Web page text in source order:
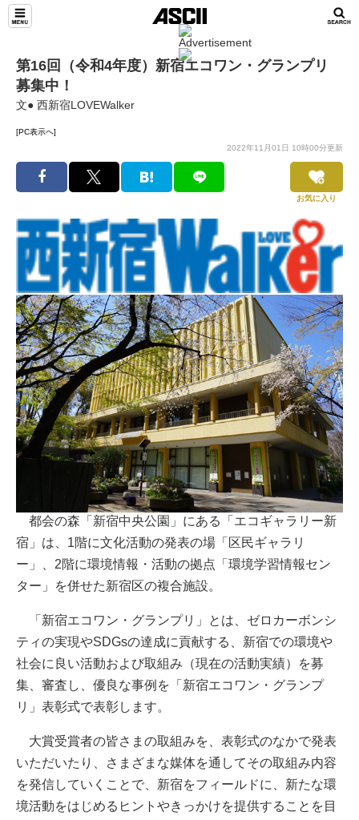
第16回（令和4年度）新宿エコワン・グランプリ
募集中！
文● 西新宿LOVEWalker
[PC表示へ]
2022年11月01日 10時00分更新
お気に入り
都会の森「新宿中央公園」にある「エコギャラリー新
宿」は、1階に文化活動の発表の場「区民ギャラリ
ー」、2階に環境情報・活動の拠点「環境学習情報セン
ター」を併せた新宿区の複合施設。
「新宿エコワン・グランプリ」とは、ゼロカーボンシ
ティの実現やSDGsの達成に貢献する、新宿での環境や
社会に良い活動および取組み（現在の活動実績）を募
集、審査し、優良な事例を「新宿エコワン・グランプ
リ」表彰式で表彰します。
大賞受賞者の皆さまの取組みを、表彰式のなかで発表
いただいたり、さまざまな媒体を通してその取組み内容
を発信していくことで、新宿をフィールドに、新たな環
境活動をはじめるヒントやきっかけを提供することを目